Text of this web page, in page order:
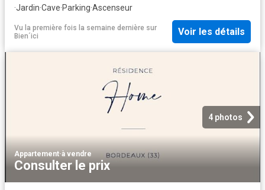
·Jardin·Cave·Parking·Ascenseur
Vu la première fois la semaine dernière sur
Bien´ici
Voir les détails
4 photos
Appartement·à vendre
Consulter le prix